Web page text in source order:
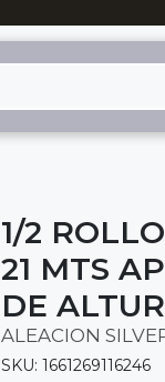
1/2
21 MTS
DE
ALEACION
SKU: 1661269116246